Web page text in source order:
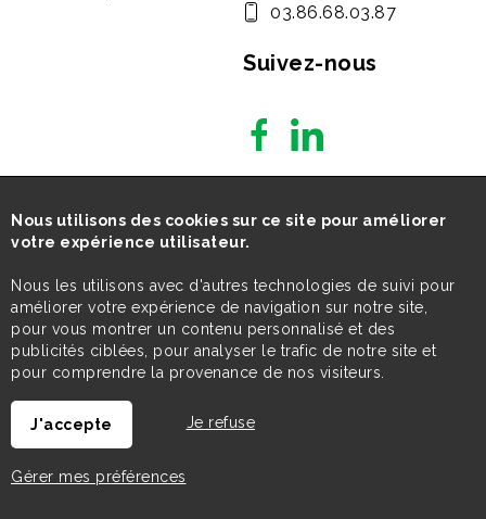
03.86.68.03.87
Suivez-nous
Nous utilisons des cookies sur ce site pour améliorer
votre expérience utilisateur.
Nous les utilisons avec d'autres technologies de suivi pour
améliorer votre expérience de navigation sur notre site,
pour vous montrer un contenu personnalisé et des
publicités ciblées, pour analyser le trafic de notre site et
pour comprendre la provenance de nos visiteurs.
J'accepte Je refuse
Gérer mes préférences